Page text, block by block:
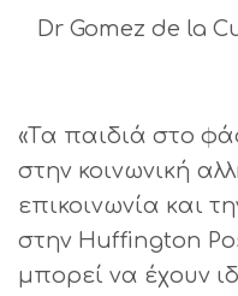
Dr Gomez de la
«Tα παιδιά στο
στην κοινωνική
επικοινωνία και
στην Huffington
μπορεί να έχουν